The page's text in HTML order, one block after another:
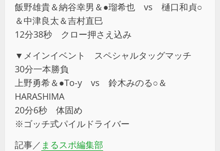
飯野雄貴＆納谷幸男＆●瑠希也 vs 樋口和貞○
＆中津良太＆吉村直巳
12分38秒 クロー押さえ込み
▼メインイベント スペシャルタッグマッチ
30分一本勝負
上野勇希＆●To-y vs 鈴木みのる○＆
HARASHIMA
20分6秒 体固め
※ゴッチ式パイルドライバー
記事／ まるスポ編集部